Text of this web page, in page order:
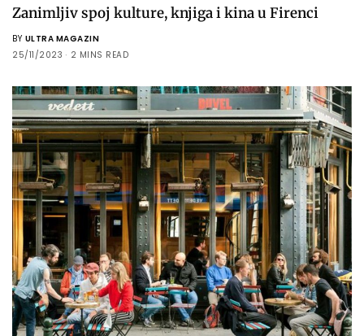
Zanimljiv spoj kulture, knjiga i kina u Firenci
BY ULTRA MAGAZIN
25/11/2023
2 MINS READ